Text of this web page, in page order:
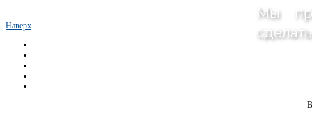
Мы
Наверх